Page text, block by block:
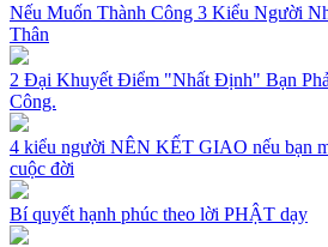
Nếu Muốn Thành Công 3 Kiểu Người
Thân
2 Đại Khuyết Điểm "Nhất Định" Bạn
Công.
4 kiểu người NÊN KẾT GIAO nếu bạn
cuộc đời
Bí quyết hạnh phúc theo lời PHẬT dạy